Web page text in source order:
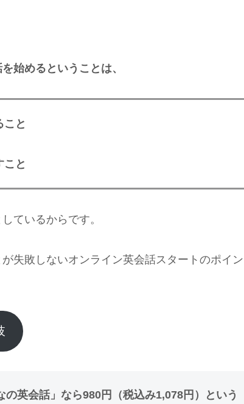
始めるということは、
と
と
ているからです。
失敗しないオンライン英会話スタートのポイン
英会話」なら980円（税込み1,078円）という